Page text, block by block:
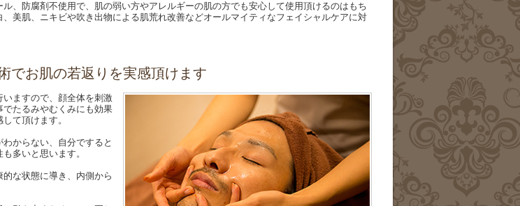
ル、防腐剤不使用で、肌の弱い方やアレルギーの肌の方でも安心して使用頂けるのはもち
美肌、ニキビや吹き出物による肌荒れ改善などオールマイティなフェイシャルケアに対
でお肌の若返りを実感頂けます
ますので、顔全体を刺激
でたるみやむくみにも効果
て頂けます。
からない、自分ですると
多いと思います。
な状態に導き、内側から